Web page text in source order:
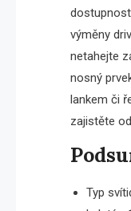
výměny
netahejte
nosný
lankem či
zajistěte
Typ